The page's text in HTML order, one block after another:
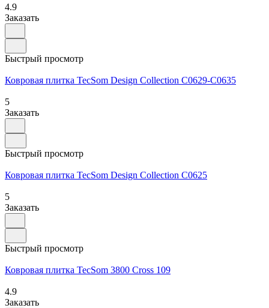
4.9
Заказать
Быстрый просмотр
Ковровая плитка TecSom Design Collection C0629-C0635
5
Заказать
Быстрый просмотр
Ковровая плитка TecSom Design Collection C0625
5
Заказать
Быстрый просмотр
Ковровая плитка TecSom 3800 Cross 109
4.9
Заказать